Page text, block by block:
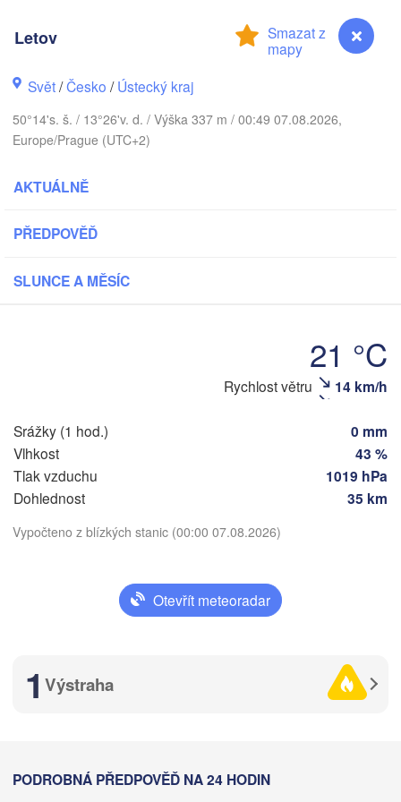
Pocitová teplota
Radar
Rychlost větru
Nárazy větru
Oblačnost
Tlak vzduchu
CAPE
Sněhová pokrývka
Moře
Letov
Svět/Česko /Ústecký kraj
50°14's. š. / 13°26'v. d. / Výška 337 m / 00:49 07.08.2026,
Europe/Prague (UTC+2)
AKTUÁLNĚ
PŘEDPOVĚĎ
SLUNCE A MĚSÍC
21 °C
Rychlost větru 14 km/h
Srážky (1 hod.) 0 mm
Vlhkost 43 %
Tlak vzduchu 1019 hPa
Dohlednost 35 km
Vypočteno z blízkých stanic (00:00 07.08.2026)
Otevřít meteoradar
1 Výstraha
PODROBNÁ PŘEDPOVĚĎ NA 24 HODIN